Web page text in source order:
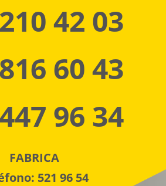
42 03
60 43
96 34
FABRICA
521 96 54